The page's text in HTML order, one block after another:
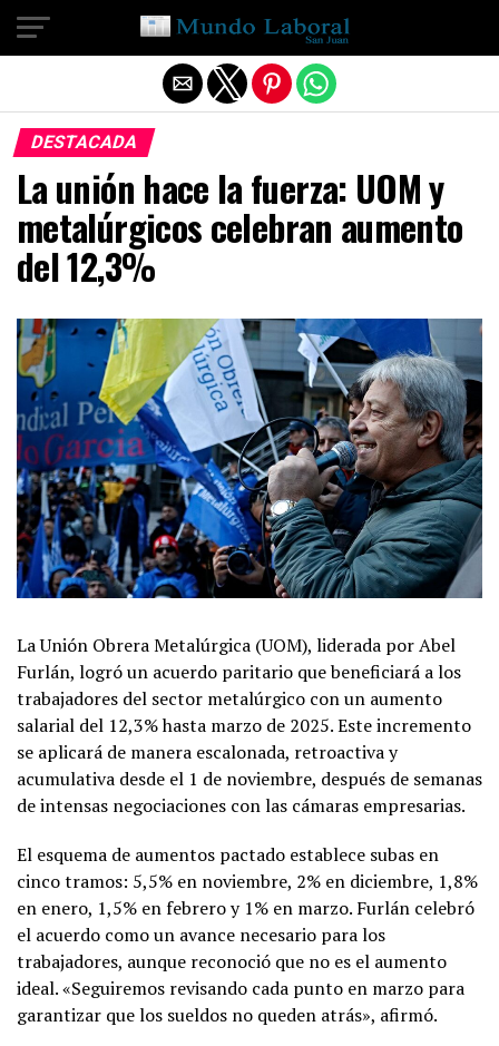
DESTACADA
La unión hace la fuerza: UOM y
metalúrgicos celebran aumento
del 12,3%
La Unión Obrera Metalúrgica (UOM), liderada por Abel
Furlán, logró un acuerdo paritario que beneficiará a los
trabajadores del sector metalúrgico con un aumento
salarial del 12,3% hasta marzo de 2025. Este incremento
se aplicará de manera escalonada, retroactiva y
acumulativa desde el 1 de noviembre, después de semanas
de intensas negociaciones con las cámaras empresarias.
El esquema de aumentos pactado establece subas en
cinco tramos: 5,5% en noviembre, 2% en diciembre, 1,8%
en enero, 1,5% en febrero y 1% en marzo. Furlán celebró
el acuerdo como un avance necesario para los
trabajadores, aunque reconoció que no es el aumento
ideal. «Seguiremos revisando cada punto en marzo para
garantizar que los sueldos no queden atrás», afirmó.
Salir de la versión móvil